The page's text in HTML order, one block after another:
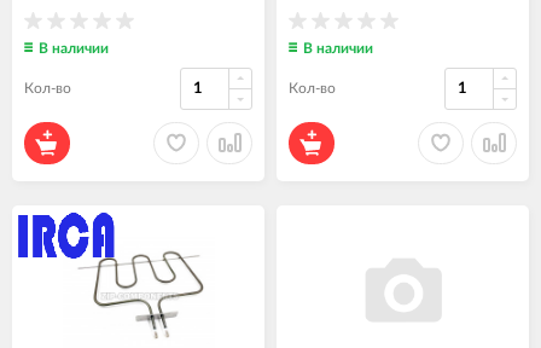
В наличии
Кол-во
В наличии
Кол-во